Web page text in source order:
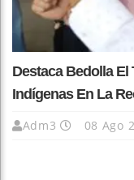
Destaca Bedolla El
Indígenas En La
Adm3 08 Ago